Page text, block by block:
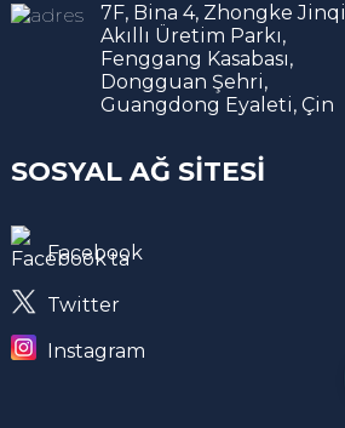
7F, Bina 4, Zhongke Jinqi
Akıllı Üretim Parkı,
Fenggang Kasabası,
Dongguan Şehri,
Guangdong Eyaleti, Çin
SOSYAL AĞ SITESI
Facebook
Twitter
Instagram